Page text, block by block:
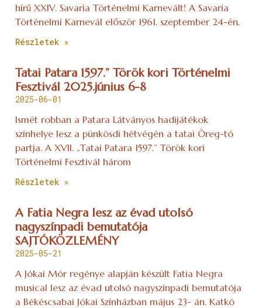
hírű XXIV. Savaria Történelmi Karnevált! A Savaria
Történelmi Karnevál először 1961. szeptember 24-én,
Részletek »
Tatai Patara 1597.” Török kori Történelmi
Fesztivál 2025.június 6-8
2025-06-01
Ismét robban a Patara Látványos hadijátékok
színhelye lesz a pünkösdi hétvégén a tatai Öreg-tó
partja. A XVII. „Tatai Patara 1597.” Török kori
Történelmi Fesztivál három
Részletek »
A Fatia Negra lesz az évad utolsó
nagyszínpadi bemutatója
SAJTÓKÖZLEMÉNY
2025-05-21
A Jókai Mór regénye alapján készült Fatia Negra
musical lesz az évad utolsó nagyszínpadi bemutatója
a Békéscsabai Jókai Színházban május 23- án. Katkó